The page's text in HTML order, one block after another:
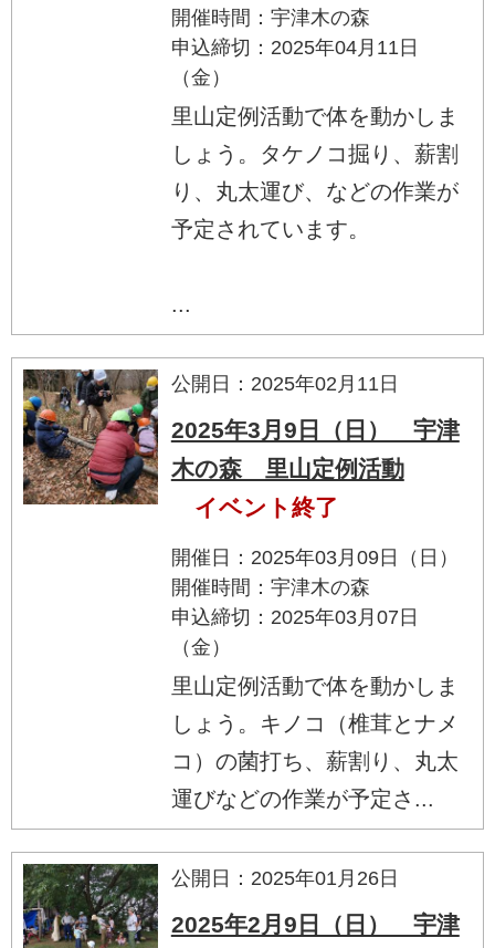
開催時間：宇津木の森
申込締切：2025年04月11日
（金）
里山定例活動で体を動かしま
しょう。タケノコ掘り、薪割
り、丸太運び、などの作業が
予定されています。
...
公開日：2025年02月11日
2025年3月9日（日） 宇津
木の森 里山定例活動
イベント終了
開催日：2025年03月09日（日）
開催時間：宇津木の森
申込締切：2025年03月07日
（金）
里山定例活動で体を動かしま
しょう。キノコ（椎茸とナメ
コ）の菌打ち、薪割り、丸太
運びなどの作業が予定さ...
公開日：2025年01月26日
2025年2月9日（日） 宇津